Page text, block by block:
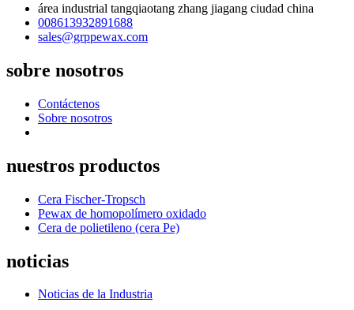
área industrial tangqiaotang zhang jiagang ciudad china
008613932891688
sales@grppewax.com
sobre nosotros
Contáctenos
Sobre nosotros
nuestros productos
Cera Fischer-Tropsch
Pewax de homopolímero oxidado
Cera de polietileno (cera Pe)
noticias
Noticias de la Industria